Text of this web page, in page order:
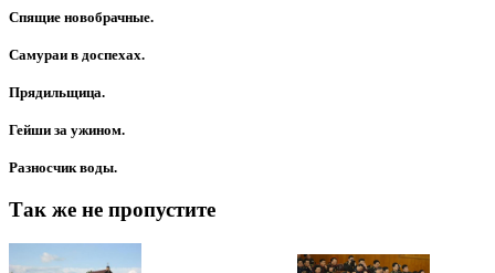
Спящие новобрачные.
Самураи в доспехах.
Прядильщица.
Гейши за ужином.
Разносчик воды.
Так же не пропустите